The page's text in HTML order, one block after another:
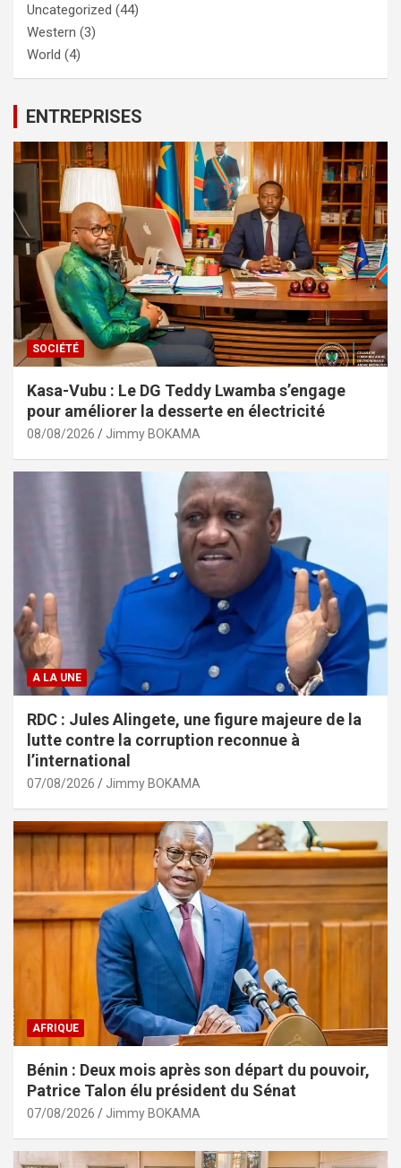
Uncategorized (44)
Western (3)
World (4)
ENTREPRISES
SOCIÉTÉ
Kasa-Vubu : Le DG Teddy Lwamba s’engage
pour améliorer la desserte en électricité
08/08/2026 Jimmy BOKAMA
A LA UNE
RDC : Jules Alingete, une figure majeure de la
lutte contre la corruption reconnue à
l’international
07/08/2026 Jimmy BOKAMA
AFRIQUE
Bénin : Deux mois après son départ du pouvoir,
Patrice Talon élu président du Sénat
07/08/2026 Jimmy BOKAMA